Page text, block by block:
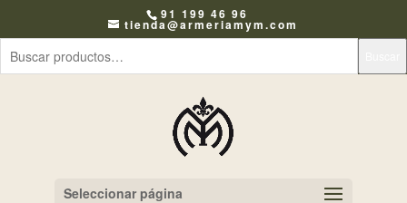
91 199 46 96
tienda@armeriamym.com
Seleccionar página